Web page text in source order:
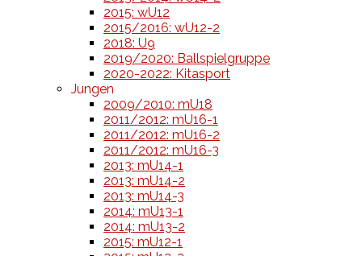
2015: wU12
2015/2016: wU12-2
2018: U9
2019/2020: Ballspielgruppe
2020-2022: Kitasport
Jungen
2009/2010: mU18
2011/2012: mU16-1
2011/2012: mU16-2
2011/2012: mU16-3
2013: mU14-1
2013: mU14-2
2013: mU14-3
2014: mU13-1
2014: mU13-2
2015: mU12-1